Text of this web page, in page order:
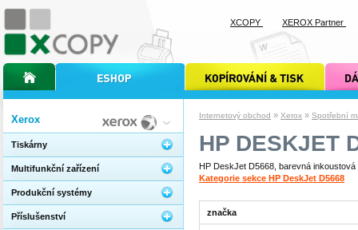
Internetový obchod » Xerox » Spotřební
HP DESKJET
HP DeskJet D5668, barevná
Kategorie sekce HP DeskJet D5668
značka
Xerox
Tiskárny
Multifunkční zařízení
Produkční systémy
Příslušenství
úvodní stránka xcopyinternetový obchod xcopy kopírování a tisk xcopy dárkové
XCOPY XEROX Partner